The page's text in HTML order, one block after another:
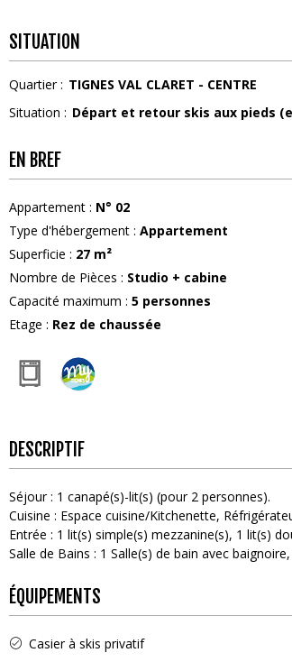
SITUATION
Quartier : TIGNES VAL CLARET - CENTRE
Situation : Départ et retour skis aux pieds
EN BREF
Appartement : N° 02
Type d'hébergement : Appartement
Superficie : 27 m²
Nombre de Pièces : Studio + cabine
Capacité maximum : 5 personnes
Etage : Rez de chaussée
DESCRIPTIF
Séjour: 1 canapé(s)-lit(s) (pour 2 personnes)
Cuisine : Espace cuisine/Kitchenette
Entrée : 1 lit(s) simple(s) mezzanine(s) 1 lit(s)
Salle de Bains : 1 Salle(s) de bain avec baignoire
ÉQUIPEMENTS
Casier à skis privatif